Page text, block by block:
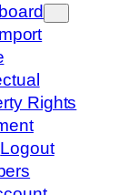
Rights
Logout